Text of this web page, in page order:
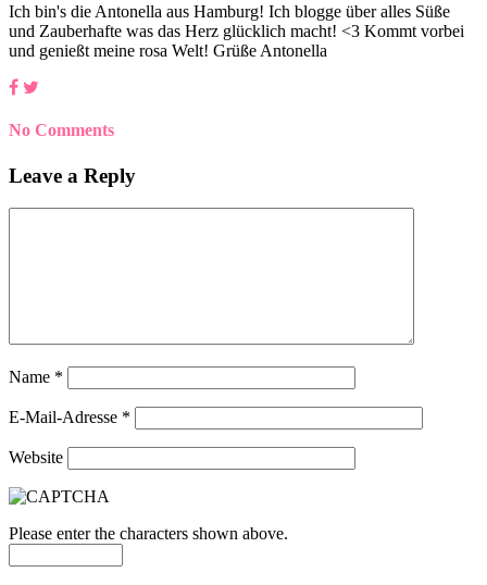
Ich bin's die Antonella aus Hamburg! Ich blogge über alles Süße
und Zauberhafte was das Herz glücklich macht! <3 Kommt vorbei
und genießt meine rosa Welt! Grüße Antonella
No Comments
Leave a Reply
Name *
E-Mail-Adresse *
Website
Please enter the characters shown above.